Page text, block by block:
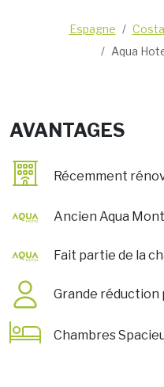
Espagne
Aqua
AVANTAGES
Récemment
Ancien Aqua
Fait partie de la
Grande réduction
Chambres